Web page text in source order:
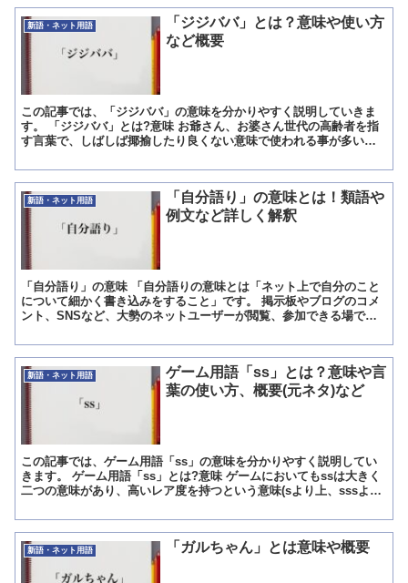
新語・ネット用語
「ジジババ」とは？意味や使い方
など概要
この記事では、「ジジババ」の意味を分かりやすく説明していきま
す。 「ジジババ」とは?意味 お爺さん、お婆さん世代の高齢者を指
す言葉で、しばしば揶揄したり良くない意味で使われる事が多い。
新語・ネット用語
「自分語り」の意味とは！類語や
例文など詳しく解釈
「自分語り」の意味 「自分語りの意味とは「ネット上で自分のこと
について細かく書き込みをすること」です。 掲示板やブログのコメ
ント、SNSなど、大勢のネットユーザーが閲覧、参加できる場で、
新語・ネット用語
ゲーム用語「ss」とは？意味や言
葉の使い方、概要(元ネタ)など
この記事では、ゲーム用語「ss」の意味を分かりやすく説明してい
きます。 ゲーム用語「ss」とは?意味 ゲームにおいてもssは大きく
二つの意味があり、高いレア度を持つという意味(sより上、sssより
新語・ネット用語 「ガルちゃん」とは意味や概要